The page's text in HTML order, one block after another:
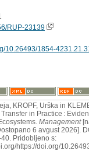
RUP-23139
10.26493/1854-
KROPF, Urška in
in Practice :
Management
6 avgust 2026].
Pridobljeno s:
https://doi.org/